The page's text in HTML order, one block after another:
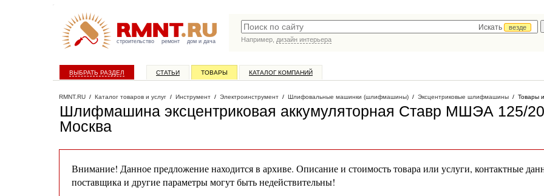
строительство ремонт дом и дача
Искать
везде
Например, дизайн интерьера
ВЫБРАТЬ РАЗДЕЛ СТАТЬИ ТОВАРЫ КАТАЛОГ КОМПАНИЙ
RMNT.RU / Каталог товаров и услуг / Инструмент / Электроинструмент / Шлифовальные машинки (шлифмашины) / Эксцентриковые шлифмашины / Товары
Шлифмашина эксцентриковая аккумуляторная Ставр МШЭА 125/20
Москва
Внимание! Данное предложение находится в архиве. Описание и стоимость товара или услуги, контактные
поставщика и другие параметры могут быть недействительны!